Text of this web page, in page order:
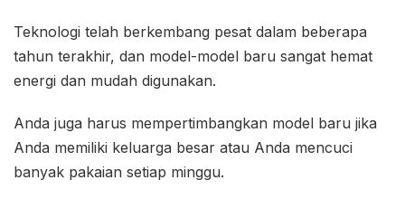
Teknologi telah berkembang pesat dalam beberapa
tahun terakhir, dan model-model baru sangat hemat
energi dan mudah digunakan.
Anda juga harus mempertimbangkan model baru jika
Anda memiliki keluarga besar atau Anda mencuci
banyak pakaian setiap minggu.